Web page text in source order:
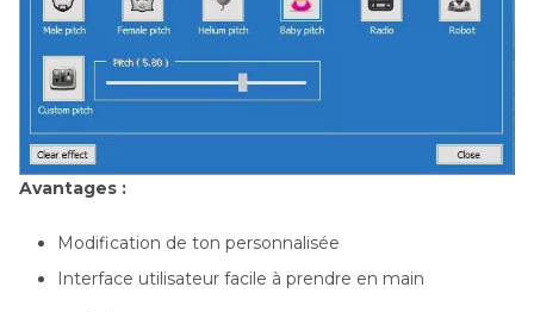
Avantages :
Modification de ton personnalisée
Interface utilisateur facile à prendre en main